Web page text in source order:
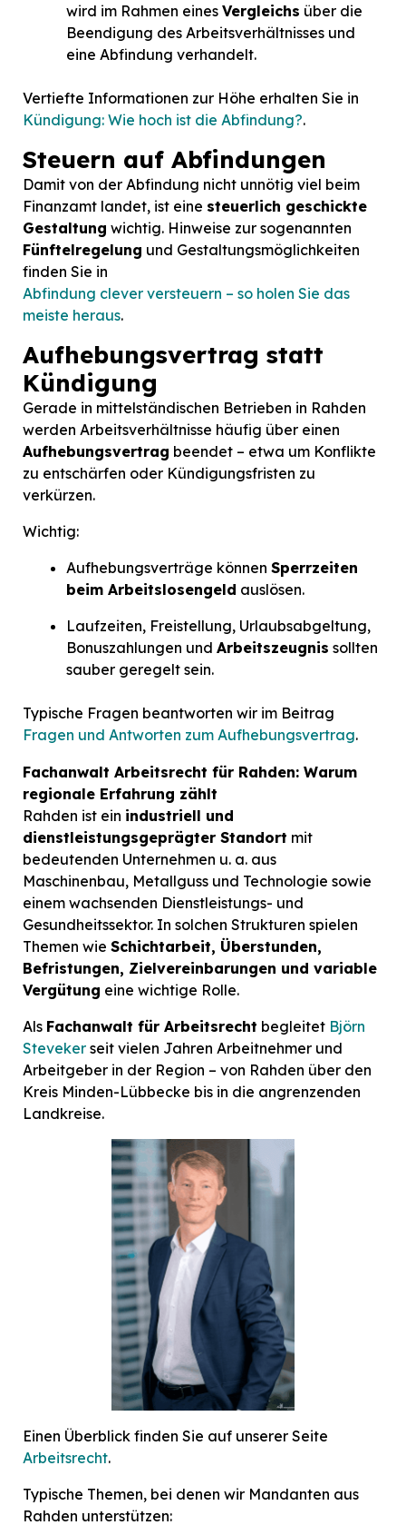
wird im Rahmen eines Vergleichs über die
Beendigung des Arbeitsverhältnisses und
eine Abfindung verhandelt.
Vertiefte Informationen zur Höhe erhalten Sie in
Kündigung: Wie hoch ist die Abfindung?.
Steuern auf Abfindungen
Damit von der Abfindung nicht unnötig viel beim
Finanzamt landet, ist eine steuerlich geschickte
Gestaltung wichtig. Hinweise zur sogenannten
Fünftelregelung und Gestaltungsmöglichkeiten
finden Sie in
Abfindung clever versteuern – so holen Sie das
meiste heraus.
Aufhebungsvertrag statt
Kündigung
Gerade in mittelständischen Betrieben in Rahden
werden Arbeitsverhältnisse häufig über einen
Aufhebungsvertrag beendet – etwa um Konflikte
zu entschärfen oder Kündigungsfristen zu
verkürzen.
Wichtig:
Aufhebungsverträge können Sperrzeiten
beim Arbeitslosengeld auslösen.
Laufzeiten, Freistellung, Urlaubsabgeltung,
Bonuszahlungen und Arbeitszeugnis sollten
sauber geregelt sein.
Typische Fragen beantworten wir im Beitrag
Fragen und Antworten zum Aufhebungsvertrag.
Fachanwalt Arbeitsrecht für Rahden: Warum
regionale Erfahrung zählt
Rahden ist ein industriell und
dienstleistungsgeprägter Standort mit
bedeutenden Unternehmen u. a. aus
Maschinenbau, Metallguss und Technologie sowie
einem wachsenden Dienstleistungs- und
Gesundheitssektor. In solchen Strukturen spielen
Themen wie Schichtarbeit, Überstunden,
Befristungen, Zielvereinbarungen und variable
Vergütung eine wichtige Rolle.
Als Fachanwalt für Arbeitsrecht begleitet Björn
Steveker seit vielen Jahren Arbeitnehmer und
Arbeitgeber in der Region – von Rahden über den
Kreis Minden-Lübbecke bis in die angrenzenden
Landkreise.
Einen Überblick finden Sie auf unserer Seite
Arbeitsrecht.
Typische Themen, bei denen wir Mandanten aus
Rahden unterstützen: